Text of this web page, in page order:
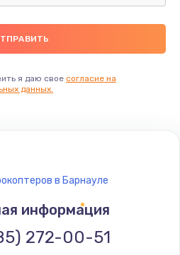
термостата
руб.
я даю свое согласие на
данных.
в Барнауле
информация
272-00-51